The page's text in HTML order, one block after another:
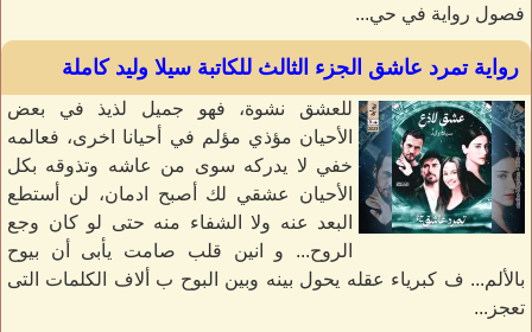
فصول رواية في حي...
رواية تمرد عاشق الجزء الثالث للكاتبة سيلا وليد كاملة
للعشق نشوة، فهو جميل لذيذ في بعض
الأحيان مؤذي مؤلم في أحيانا اخرى، فعالمه
خفي لا يدركه سوى من عاشه وتذوقه بكل
الأحيان عشقي لك أصبح ادمان، لن أستطع
البعد عنه ولا الشفاء منه حتى لو كان وجع
الروح... و انين قلب صامت يأبى أن بيوح
بالألم... ف كبرياء عقله يحول بينه وبين البوح ب ألاف الكلمات التى
تعجز...